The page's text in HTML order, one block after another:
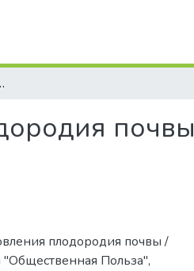
почвы
почвы
плодородия почвы /
Польза",